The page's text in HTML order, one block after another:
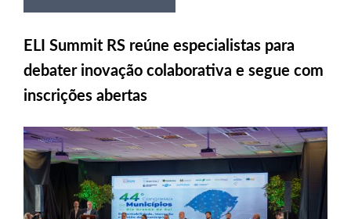
ELI Summit RS reúne especialistas para
debater inovação colaborativa e segue com
inscrições abertas